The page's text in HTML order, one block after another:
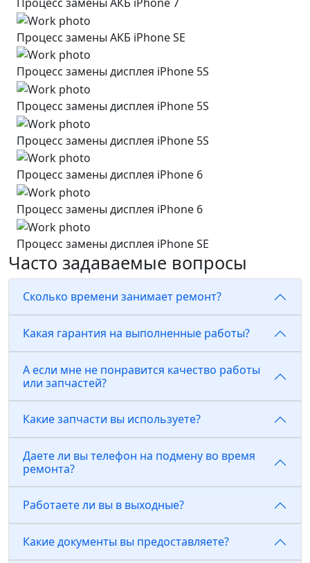
Процесс замены АКБ iPhone SE
Процесс замены дисплея iPhone 5S
Процесс замены дисплея iPhone 5S
Процесс замены дисплея iPhone 5S
Процесс замены дисплея iPhone 6
Процесс замены дисплея iPhone 6
Процесс замены дисплея iPhone SE
Часто задаваемые вопросы
Сколько времени занимает ремонт?
Какая гарантия на выполненные работы?
А если мне не понравится качество работы
или запчастей?
Какие запчасти вы используете?
Даете ли вы телефон на подмену во время
ремонта?
Работаете ли вы в выходные?
Какие документы вы предоставляете?